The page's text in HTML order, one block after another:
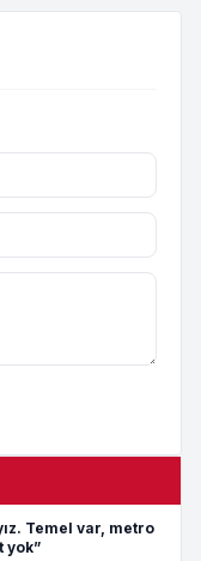
Temel var, metro
yok”